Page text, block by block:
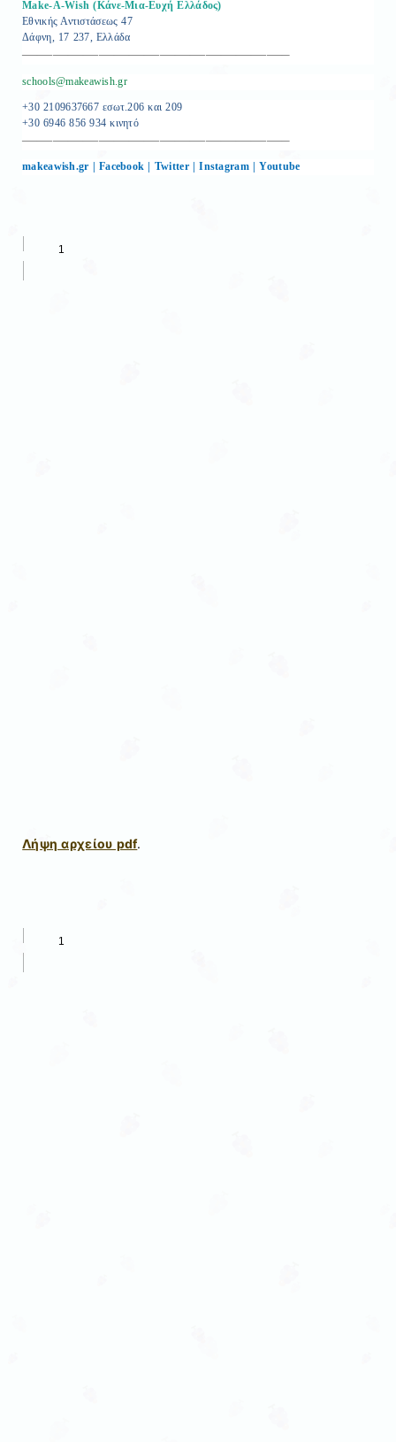
Make-A-Wish (Κάνε-Μια-Ευχή Ελλάδος)
Εθνικής Αντιστάσεως 47
Δάφνη, 17 237, Ελλάδα
—————————————————–
schools@makeawish.gr
+30 2109637667 εσωτ.206 και 209
+30 6946 856 934 κινητό
—————————————————–
makeawish.gr |Facebook Twitter |Instagram|Youtube
Λήψη αρχείου pdf.